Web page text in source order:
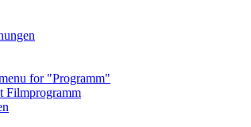
for "Programm"
Filmprogramm